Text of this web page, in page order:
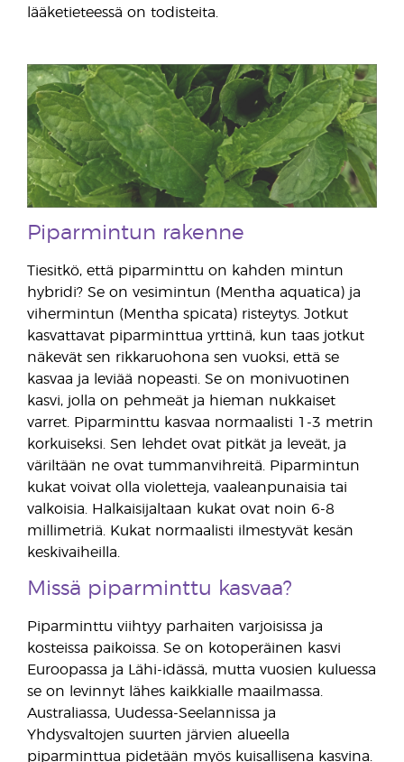
lääketieteessä on todisteita.
Piparmintun rakenne
Tiesitkö, että piparminttu on kahden mintun
hybridi? Se on vesimintun (Mentha aquatica) ja
vihermintun (Mentha spicata) risteytys. Jotkut
kasvattavat piparminttua yrttinä, kun taas jotkut
näkevät sen rikkaruohona sen vuoksi, että se
kasvaa ja leviää nopeasti. Se on monivuotinen
kasvi, jolla on pehmeät ja hieman nukkaiset
varret. Piparminttu kasvaa normaalisti 1-3 metrin
korkuiseksi. Sen lehdet ovat pitkät ja leveät, ja
väriltään ne ovat tummanvihreitä. Piparmintun
kukat voivat olla violetteja, vaaleanpunaisia tai
valkoisia. Halkaisijaltaan kukat ovat noin 6-8
millimetriä. Kukat normaalisti ilmestyvät kesän
keskivaiheilla.
Missä piparminttu kasvaa?
Piparminttu viihtyy parhaiten varjoisissa ja
kosteissa paikoissa. Se on kotoperäinen kasvi
Euroopassa ja Lähi-idässä, mutta vuosien kuluessa
se on levinnyt lähes kaikkialle maailmassa.
Australiassa, Uudessa-Seelannissa ja
Yhdysvaltojen suurten järvien alueella
piparminttua pidetään myös kuisallisena kasvina.